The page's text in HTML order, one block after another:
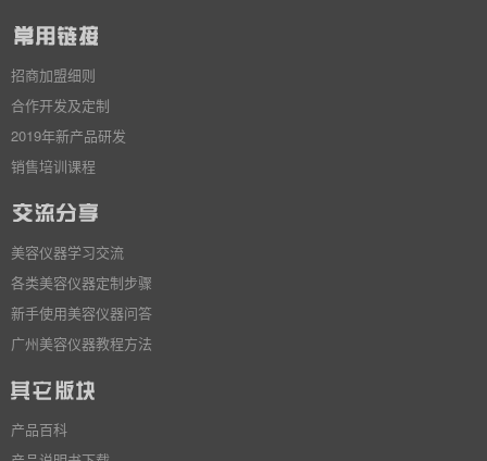
招商加盟细则
合作开发及定制
2019年新产品研发
销售培训课程
美容仪器学习交流
各类美容仪器定制步骤
新手使用美容仪器问答
广州美容仪器教程方法
产品百科